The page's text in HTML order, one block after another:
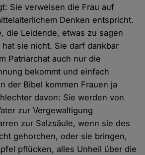
Sie verweisen die Frau auf
Denken entspricht.
die Leidende, etwas zu sagen
sie nicht. Sie darf dankbar
Patriarchat auch nur die
bekommt und einfach
der Bibel kommen Frauen ja
davon: Sie werden von
zur Vergewaltigung
zur Salzsäule, wenn sie des
gehorchen, oder sie bringen,
pflücken, alles Unheil über die